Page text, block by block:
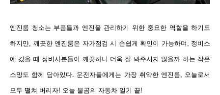
엔진룸 청소는 부품들과 엔진을 관리하기 위한 중요한 역할을 하기도
하지만, 깨끗한 엔진룸은 자가점검 시 손쉽게 확인이 가능하며, 정비소
에 갔을 때 정비사분들이 깨끗하니 더욱 잘 봐주시지 않을까 하는 작은
소망도 함께 담아있다. 운전자들에게는 가장 취약한 엔진룸, 오늘로서
모두 떨 쳐 버리자! 오늘 불곰의 자동차 일기 끝!